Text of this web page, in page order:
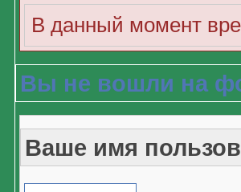
В данный момент
Вы не вошли на
Ваше имя